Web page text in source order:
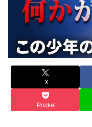
X
Pocket